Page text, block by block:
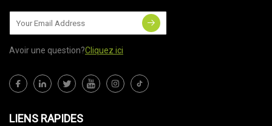
Avoir une question?Cliquez ici
LIENS RAPIDES